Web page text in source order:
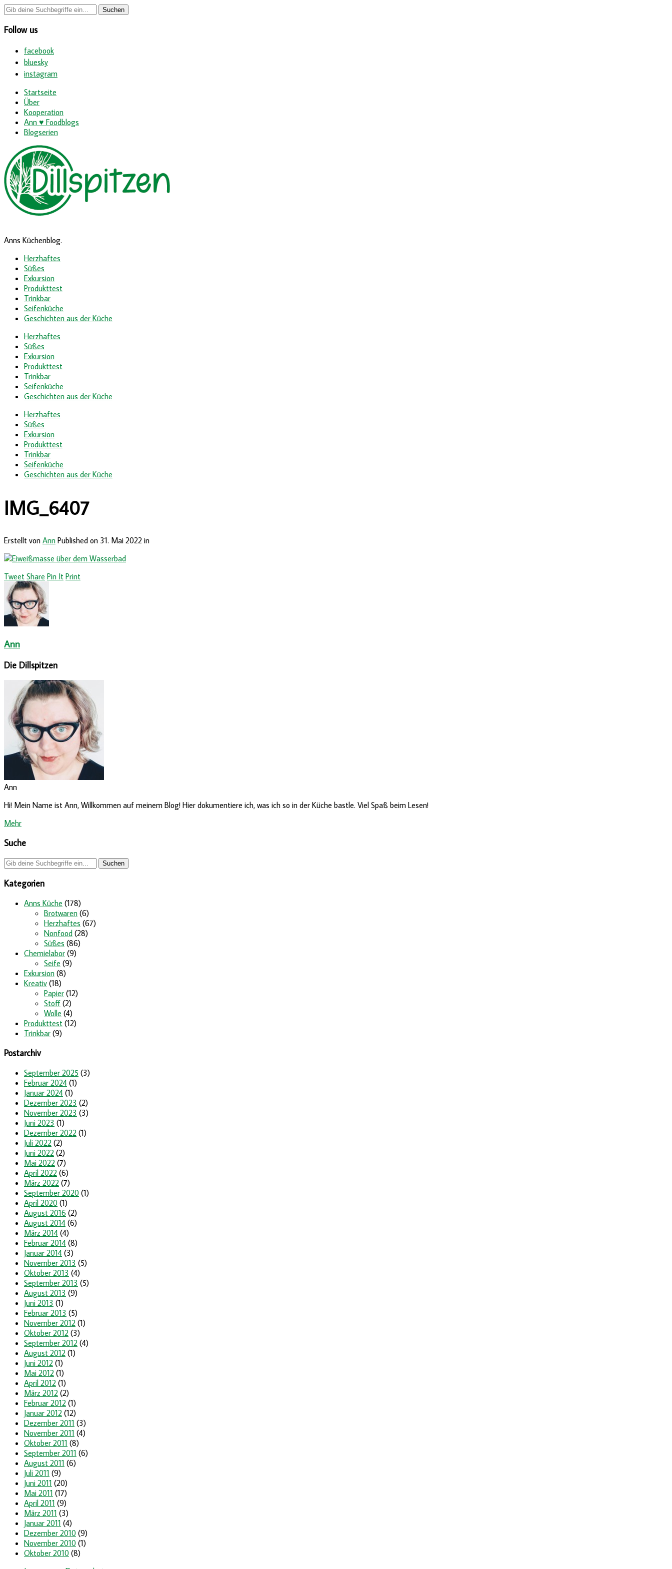
Follow us
facebook
bluesky
instagram
Startseite
Über
Kooperation
Ann ♥ Foodblogs
Blogserien
Anns Küchenblog.
Herzhaftes
Süßes
Exkursion
Produkttest
Trinkbar
Seifenküche
Geschichten aus der Küche
Herzhaftes
Süßes
Exkursion
Produkttest
Trinkbar
Seifenküche
Geschichten aus der Küche
Herzhaftes
Süßes
Exkursion
Produkttest
Trinkbar
Seifenküche
Geschichten aus der Küche
IMG_6407
Erstellt von Ann Published on 31. Mai 2022 in
Tweet Share Pin It Print
Ann
Die Dillspitzen
Ann
Hi! Mein Name ist Ann, Willkommen auf meinem Blog! Hier dokumentiere ich, was ich so in der Küche bastle. Viel Spaß beim Lesen!
Mehr
Suche
Kategorien
Anns Küche (178)
Brotwaren (6)
Herzhaftes (67)
Nonfood (28)
Süßes (86)
Chemielabor (9)
Seife (9)
Exkursion (8)
Kreativ (18)
Papier (12)
Stoff (2)
Wolle (4)
Produkttest (12)
Trinkbar (9)
Postarchiv
September 2025 (3)
Februar 2024 (1)
Januar 2024 (1)
Dezember 2023 (2)
November 2023 (3)
Juni 2023 (1)
Dezember 2022 (1)
Juli 2022 (2)
Juni 2022 (2)
Mai 2022 (7)
April 2022 (6)
März 2022 (7)
September 2020 (1)
April 2020 (1)
August 2016 (2)
August 2014 (6)
März 2014 (4)
Februar 2014 (8)
Januar 2014 (3)
November 2013 (5)
Oktober 2013 (4)
September 2013 (5)
August 2013 (9)
Juni 2013 (1)
Februar 2013 (5)
November 2012 (1)
Oktober 2012 (3)
September 2012 (4)
August 2012 (1)
Juni 2012 (1)
Mai 2012 (1)
April 2012 (1)
März 2012 (2)
Februar 2012 (1)
Januar 2012 (12)
Dezember 2011 (3)
November 2011 (4)
Oktober 2011 (8)
September 2011 (6)
August 2011 (6)
Juli 2011 (9)
Juni 2011 (20)
Mai 2011 (17)
April 2011 (9)
März 2011 (3)
Januar 2011 (4)
Dezember 2010 (9)
November 2010 (1)
Oktober 2010 (8)